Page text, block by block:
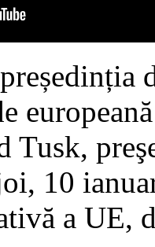
Tusk,
10
a UE,